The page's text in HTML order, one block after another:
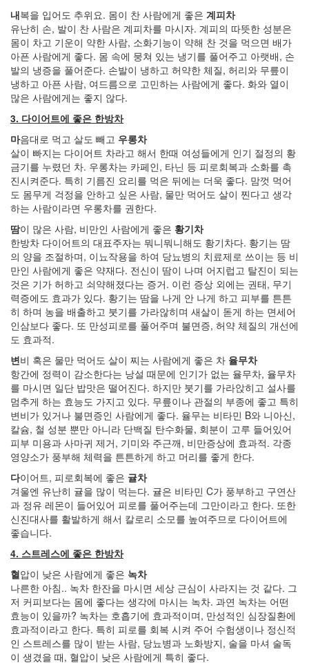
내복을 입어도 추위요. 몸이 찬 사람에게 좋은 계피차
유난히 손, 발이 찬 사람은 계피차를 마시자. 계피의 따뜻한 성분은
몸이 차고 기운이 약한 사람, 소화기능이 약해 찬 것을 먹으면 배가
아픈 사람에게 좋다. 몸 속에 뭉쳐 있는 냉기를 풀어주고 아랫배, 손
발의 냉증을 풀어준다. 손발이 냉하고 허약한 체질, 허리와 무릎이
냉하고 아픈 사람, 여드름으로 고민하는 사람에게 좋다. 화와 열이
많은 사람에게는 좋지 않다.
3. 다이어트에 좋은 한방차
마음대로 먹고 살도 빼고 우롱차
살이 빠지는 다이어트 차라고 해서 한때 여성들에게 인기 절정의 황
금기를 누렸던 차. 우롱차는 카페인, 타닌 등 피로회복과 소화를 촉
진시켜준다. 특히 기름진 요리를 먹은 뒤에는 더욱 좋다. 맘껏 먹어
도 몸무게 걱정을 안하고 싶은 사람, 물만 먹어도 살이 찐다고 생각
하는 사람이라면 우롱차를 권한다.
땀이 많은 사람, 비만인 사람에게 좋은 황기차
한방차 다이어트의 대표주자는 뭐니뭐니해도 황기차다. 황기는 땀
의 양을 조절하며, 이뇨작용을 하여 당뇨병의 치료제로 쓰이는 등 비
만인 사람에게 좋은 약재다. 전신이 땀이 나며 어지럽고 탈진이 되는
것은 기가 허하고 쇠약해졌다는 증거. 이런 증상 외에는 권태, 무기
력증에도 효과가 있다. 황기는 땀을 나게 안 나게 하고 피부를 튼튼
히 하며 농을 배출하고 붓기를 가라않히며 새살이 돋게 하는 면세어
인삼보다 좋다. 또 만성피로를 풀어주며 불면증, 허약 체질의 개선에
도 효과적.
변비 혹은 물만 먹어도 살이 찌는 사람에게 좋은 차 율무차
항간에 정력이 감소한다는 낭설 때문에 인기가 없는 율무차, 율무차
를 마시면 일단 밥맛은 떨어진다. 하지만 붓기를 가라앉히고 설사를
멈추게 하는 효능도 가지고 있다. 무릎이나 관절의 부종에 좋고 특히
변비가 있거나 불면증인 사람에게 좋다. 율무는 비타민 B와 니아신,
칼슘, 철 성분 뿐만 아니라 단백질 탄수화물, 회분이 고루 들어있어
피부 미용과 사마귀 제거, 기미와 주근깨, 비만증상에 효과적. 각종
영양소가 풍부해 체력을 튼튼하게 하고 머리를 좋게 한다.
다이어트, 피로회복에 좋은 귤차
겨울엔 유난히 귤을 많이 먹는다. 귤은 비타민 C가 풍부하고 구연산
과 정유 레몬이 들어있어 피로를 풀어주는데 그만이라고 한다. 또한
신진대사를 활발하게 해서 칼로리 소모를 높여주므로 다이어트에
좋습니다.
4. 스트레스에 좋은 한방차
혈압이 낮은 사람에게 좋은 녹차
나른한 아침.. 녹차 한잔을 마시면 세상 근심이 사라지는 것 같다. 그
저 커피보다는 몸에 좋다는 생각에 마시는 녹차. 과연 녹차는 어떤
효능이 있을까? 녹차는 호흡기에 효과적이며, 만성적인 심장질환에
효과적이라고 한다. 특히 피로를 회복 시켜 주어 수험생이나 정신적
인 스트레스를 많이 받는 사람, 당뇨병과 노화방지, 술을 마셔 술독
이 생겼을 때, 혈압이 낮은 사람에게 특히 좋다.
년
48
2004
년
7
월
14
2004
8
월
34
2005
년
44
2005
년
6
월
1
2005
년
7
월
2005
년
8
월
1
2005
년
9
월
3
2005
년
10
5
2005
년
11
월
3
2005
년